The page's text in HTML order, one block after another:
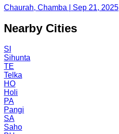
Chaurah, Chamba | Sep 21, 2025
Nearby Cities
SI
Sihunta
TE
Telka
HO
Holi
PA
Pangi
SA
Saho